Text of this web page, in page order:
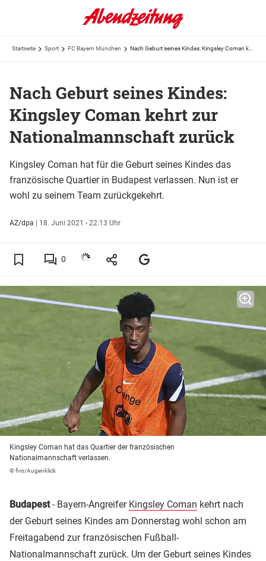
Startseite Sport FC Bayern München
Nach Geburt seines Kindes:
Kingsley Coman kehrt zur
Nationalmannschaft zurück
Kingsley Coman hat für die Geburt seines Kindes das
französische Quartier in Budapest verlassen. Nun ist er
wohl zu seinem Team zurückgekehrt.
AZ/dpa | 18. Juni 2021 - 22:13 Uhr
0
Kingsley Coman hat das Quartier der französischen
Nationalmannschaft verlassen.
© firo/Augenklick
Budapest- Bayern-Angreifer Kingsley Coman kehrt nach
der Geburt seines Kindes am Donnerstag wohl schon am
Freitagabend zur französischen Fußball-
Nationalmannschaft zurück. Um der Geburt seines Kindes